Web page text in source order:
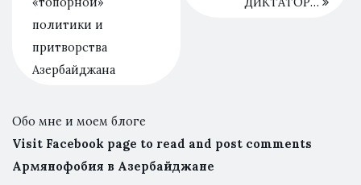
политики и
притворства
Азербайджана
Обо мне и моем блоге
Visit Facebook page to read and post comments
Армянофобия в Азербайджане